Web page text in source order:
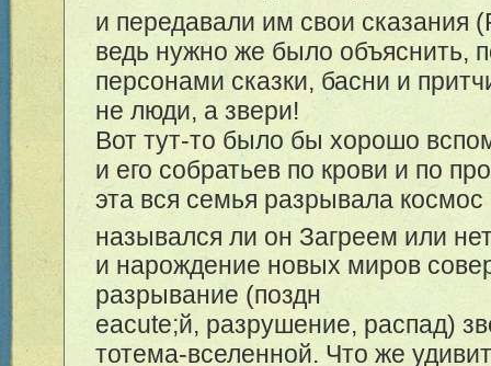
и передавали им свои сказания
ведь нужно же было объяснить,
персонами сказки, басни и
не люди, а звери!
Вот тут-то было бы хорошо
и его собратьев по крови и по
эта вся семья разрывала
назывался ли он Загреем или
и нарождение новых миров
разрывание (поздн
eacute;й, разрушение, распад)
тотема-вселенной. Что же